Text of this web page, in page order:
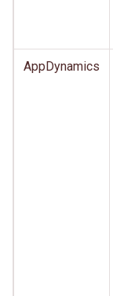
AppDynamics